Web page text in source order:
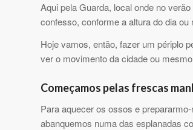
Aqui pela Guarda, local onde no
confesso, conforme a altura do dia
Hoje vamos, então, fazer um périplo
ver o movimento da cidade ou
Começamos pelas frescas
Para aquecer os ossos e
abanquemos numa das esplanadas